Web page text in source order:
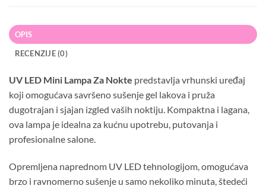
OPIS
RECENZIJE (0)
UV LED Mini Lampa Za Nokte predstavlja vrhunski uređaj
koji omogućava savršeno sušenje gel lakova i pruža
dugotrajan i sjajan izgled vaših noktiju. Kompaktna i lagana,
ova lampa je idealna za kućnu upotrebu, putovanja i
profesionalne salone.
Opremljena naprednom UV LED tehnologijom, omogućava
brzo i ravnomerno sušenje u samo nekoliko minuta, štedeći